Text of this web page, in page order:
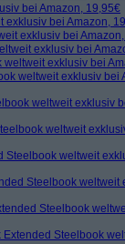
bei Amazon, 19,95€
exklusiv bei Amazon,
exklusiv bei
exklusiv bei
exklusiv bei
weltweit exklusiv bei
weltweit exklusiv
weltweit
Steelbook weltweit
Steelbook weltweit
Steelbook
Extended Steelbook